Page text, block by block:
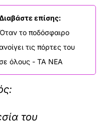
επίσης:
το ποδόσφαιρο
τις πόρτες του
όλους - ΤΑ ΝΕΑ
του